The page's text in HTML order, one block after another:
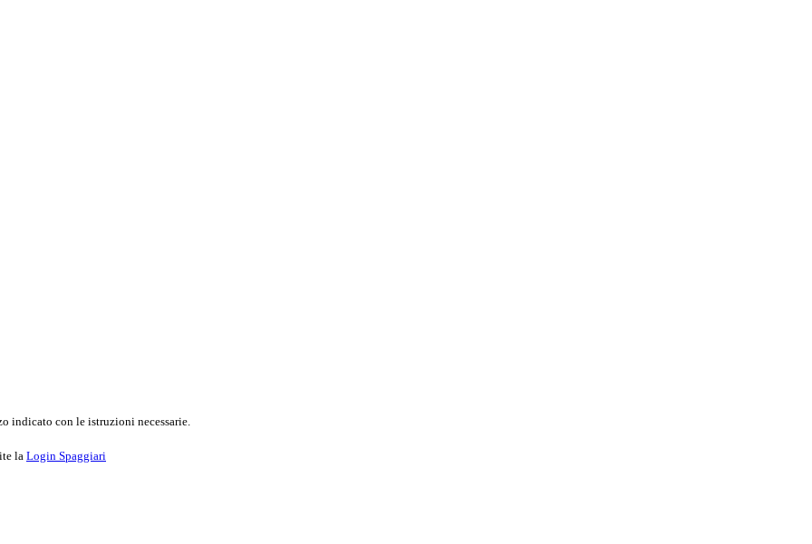
indicato con le istruzioni necessarie.
la Login Spaggiari